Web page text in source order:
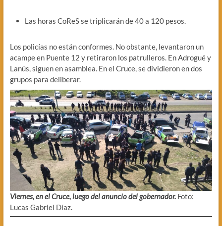
Las horas CoReS se triplicarán de 40 a 120 pesos.
Los policías no están conformes. No obstante, levantaron un
acampe en Puente 12 y retiraron los patrulleros. En Adrogué y
Lanús, siguen en asamblea. En el Cruce, se dividieron en dos
grupos para deliberar.
Viernes, en el Cruce, luego del anuncio del gobernador. Foto:
Lucas Gabriel Díaz.